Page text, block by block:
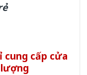
cung cấp cửa